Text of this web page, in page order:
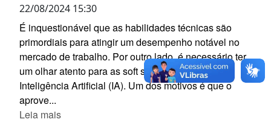
22/08/2024 15:30
É inquestionável que as habilidades técnicas são
primordiais para atingir um desempenho notável no
mercado de trabalho. Por outro lado, é necessário ter
um olhar atento para as soft skills na era da
Inteligência Artificial (IA). Um dos motivos é que o
aprove...
Leia mais